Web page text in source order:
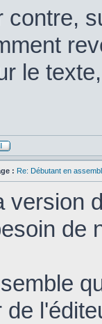
contre,
le
: Re: Débutant en
version
de
de